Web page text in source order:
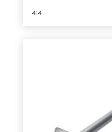
414